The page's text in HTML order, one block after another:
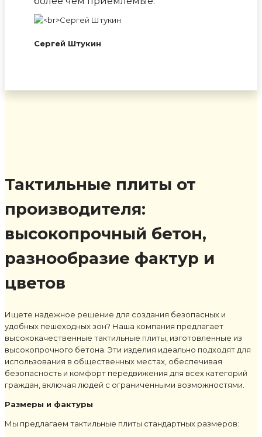
Сергей Штукин
Тактильные плиты от
производителя:
высокопрочный бетон,
разнообразие фактур и
цветов
Ищете надежное решение для создания безопасных и
удобных пешеходных зон? Наша компания предлагает
высококачественные тактильные плиты, изготовленные из
высокопрочного бетона. Эти изделия идеально подходят для
использования в общественных местах, обеспечивая
безопасность и комфорт передвижения для всех категорий
граждан, включая людей с ограниченными возможностями.
Размеры и фактуры
Мы предлагаем тактильные плиты стандартных размеров: